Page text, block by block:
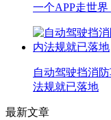
一个APP走世
自动驾驶挡消
法规就已落地
最新文章